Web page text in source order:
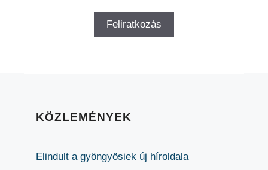
KÖZLEMÉNYEK
Elindult a gyöngyösiek új híroldala